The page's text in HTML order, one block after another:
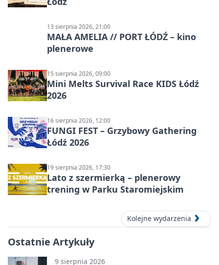
13 sierpnia 2026, 21:00
MAŁA AMELIA // PORT ŁÓDŹ – kino
plenerowe
15 sierpnia 2026, 09:00
Mini Melts Survival Race KIDS Łódź
2026
16 sierpnia 2026, 12:00
FUNGI FEST – Grzybowy Gathering
Łódź 2026
19 sierpnia 2026, 17:30
Lato z szermierką – plenerowy
trening w Parku Staromiejskim
Kolejne wydarzenia
Ostatnie Artykuły
9 sierpnia 2026